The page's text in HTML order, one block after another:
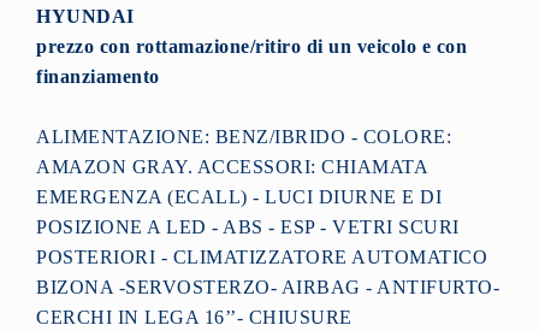
HYUNDAI
prezzo con rottamazione/ritiro di un veicolo e con
finanziamento
ALIMENTAZIONE: BENZ/IBRIDO - COLORE:
AMAZON GRAY. ACCESSORI: CHIAMATA
EMERGENZA (ECALL) - LUCI DIURNE E DI
POSIZIONE A LED - ABS - ESP - VETRI SCURI
POSTERIORI - CLIMATIZZATORE AUTOMATICO
BIZONA -SERVOSTERZO- AIRBAG - ANTIFURTO-
CERCHI IN LEGA 16’’- CHIUSURE